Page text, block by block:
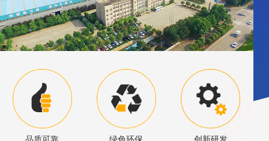
品质可靠
绿色环保
创新研发